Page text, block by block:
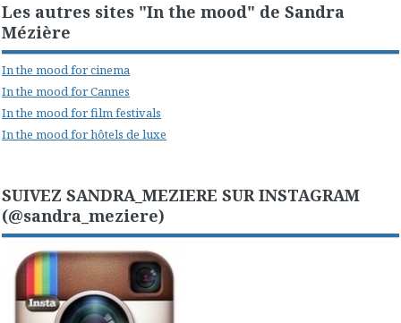
Les autres sites "In the mood" de Sandra
Mézière
In the mood for cinema
In the mood for Cannes
In the mood for film festivals
In the mood for hôtels de luxe
SUIVEZ SANDRA_MEZIERE SUR INSTAGRAM
(@sandra_meziere)